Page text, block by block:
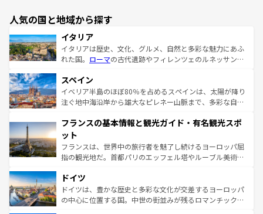
人気の国と地域から探す
イタリア
イタリアは歴史、文化、グルメ、自然と多彩な魅力にあふ
れた国。 ローマの古代遺跡やフィレンツェのルネッサンス
ろん、トスカーナの美しい田園風景やアマルフィ海岸の絶
景など、自然景観も見逃せない。観光の合間には、本場の
ピザやパスタなど、絶品のイタリア料理を堪能することも
ませてくれるイタリアで、忘れられない旅をしてみよう！
なお、新着のイタリア情報は
しい。
スペイン
イベリア半島のほぼ80％を占めるスペインは、太陽が降り
注ぐ地中海沿岸から雄大なピレネー山脈まで、多彩な自然
文化が根付くこの国では、情熱的なフラメンコ、熱気あふ
れる闘牛、そして美味しいタパスが生活の一部となってい
る。首都マドリードの洗練された雰囲気や、バルセロナの
アートに溢れた街角から、地方では古代ローマ遺跡や中世
せる。地方によって風土や気候が異なるスペインはその個
性で訪れる人を魅了する。 なお、新着のスペイン情報は コ
ンテンツ一覧を参照してほしい。
フランスの基本情報と観光ガイド・有名観光スポ
ット
フランスは、世界中の旅行者を魅了し続けるヨーロッパ屈
指の観光地だ。首都パリのエッフェル塔やルーブル美術館
で、幅広い魅力が詰まっている。華麗な宮殿、歴史的な大
聖堂、美しいビーチ、そして豊かな自然が、訪れる者を心
から魅了する。また、フランスは美食の国としても知ら
ドイツ
ドイツは、豊かな歴史と多彩な文化が交差するヨーロッパ
の中心に位置する国。中世の街並みが残るロマンチック街